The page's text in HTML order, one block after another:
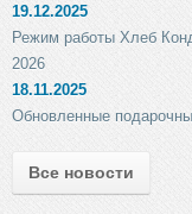
19.12.2025
Режим работы Хлеб
2026
18.11.2025
Обновленные
Все новости